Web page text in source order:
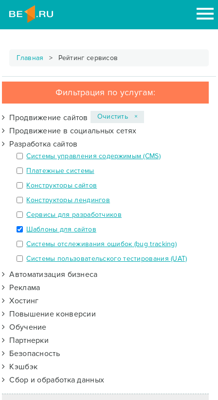
Главная Рейтинг сервисов
Фильтрация по услугам:
Продвижение сайтов
Продвижение в социальных сетях
Разработка сайтов
Системы управления содержимым (CMS)
Платежные системы
Конструкторы сайтов
Конструкторы лендингов
Сервисы для разработчиков
Шаблоны для сайтов
Системы отслеживания ошибок (bug tracking)
Системы пользовательского тестирования (UAT)
Автоматизация бизнеса
Реклама
Хостинг
Повышение конверсии
Обучение
Партнерки
Безопасность
Кэшбэк
Сбор и обработка данных
Очистить ×